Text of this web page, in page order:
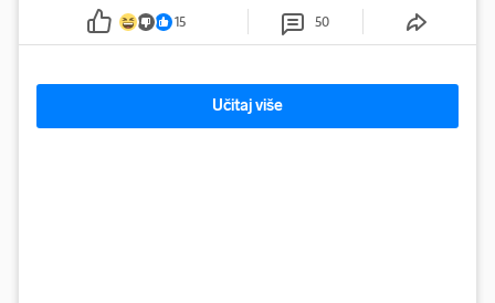
15 50
Učitaj više